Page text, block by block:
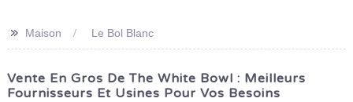
>> Maison Le Bol Blanc
Vente En Gros De The White Bowl : Meilleurs
Fournisseurs Et Usines Pour Vos Besoins